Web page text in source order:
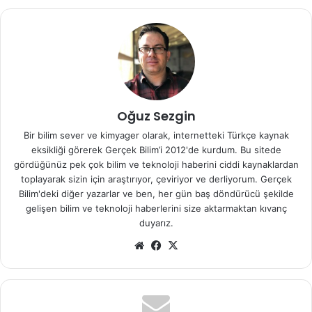
1500 civarında katılımcı araştırma boyunca proton pompası
inhibitörü kullandı. Yaş, cinsiyet, ırk ve yüksek tansiyon
gibi komorbiteler için kişiler ayarlandıktan sonra,
kullananların,hiç kullanmayanlara
çıktı. 4 yıldan fazla PPİ kullanan 497 katılımcıdan, 58’i
demans(bunama) oldu.
Bununla beraber, aralıklı olarak PPİ alan ya da4 yıl 4 aydan
daha az ilaç kullananların riskinde yükselme görülmedi.
Tabii ki, bu çalışma nedenselliği araştırmıyor, ancak uzun
süreli ilaç kullanımını ve proton pompası inhibisyonu
incelemek için birçok yeni alan doğuruyor.
Oğuz Sezgin
Bir bilim sever ve kimyager olarak, internetteki Türkçe kaynak
eksikliği görerek Gerçek Bilim’i 2012'de kurdum. Bu sitede
gördüğünüz pek çok bilim ve teknoloji haberini ciddi kaynaklardan
toplayarak sizin için araştırıyor, çeviriyor ve derliyorum. Gerçek
Bilim'deki diğer yazarlar ve ben, her gün baş döndürücü şekilde
gelişen bilim ve teknoloji haberlerini size aktarmaktan kıvanç
duyarız.
Web Facebook